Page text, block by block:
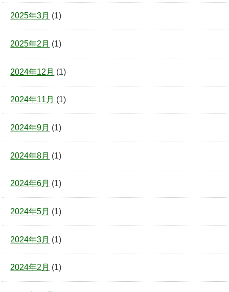
2025年3月 (1)
2025年2月 (1)
2024年12月 (1)
2024年11月 (1)
2024年9月 (1)
2024年8月 (1)
2024年6月 (1)
2024年5月 (1)
2024年3月 (1)
2024年2月 (1)